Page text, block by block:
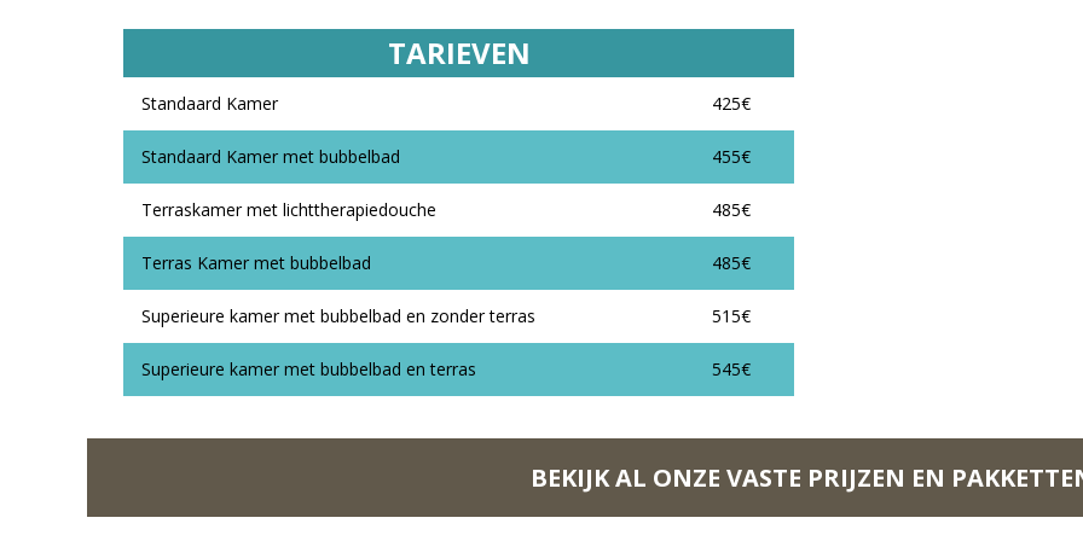
TARIEVEN
Standaard Kamer 425€
Standaard Kamer met bubbelbad 455€
Terraskamer met lichttherapiedouche 485€
Terras Kamer met bubbelbad 485€
Superieure kamer met bubbelbad en zonder terras 515€
Superieure kamer met bubbelbad en terras 545€
BEKIJK AL ONZE VASTE PRIJZEN EN